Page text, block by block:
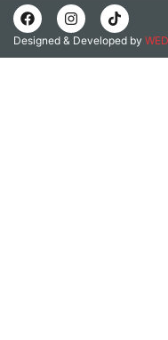
Designed & Developed by